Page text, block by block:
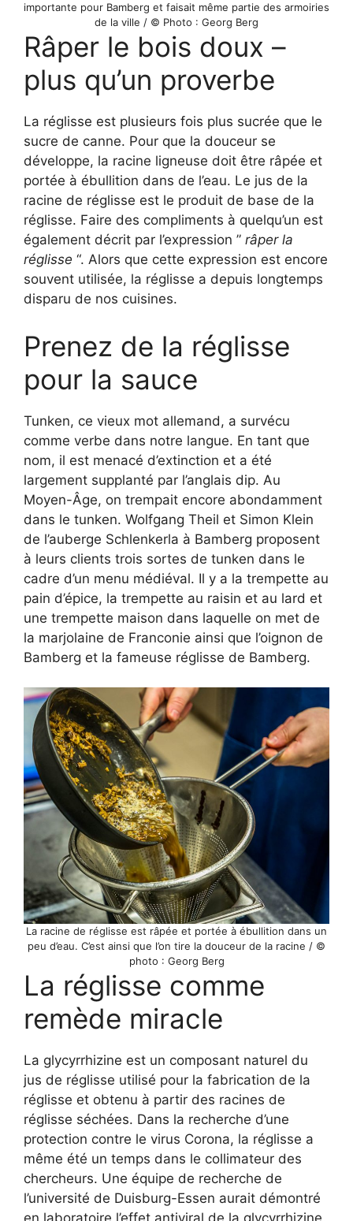
importante pour Bamberg et faisait même partie des armoiries
de la ville / © Photo : Georg Berg
Râper le bois doux –
plus qu’un proverbe
La réglisse est plusieurs fois plus sucrée que le
sucre de canne. Pour que la douceur se
développe, la racine ligneuse doit être râpée et
portée à ébullition dans de l’eau. Le jus de la
racine de réglisse est le produit de base de la
réglisse. Faire des compliments à quelqu’un est
également décrit par l’expression ” râper la
réglisse “. Alors que cette expression est encore
souvent utilisée, la réglisse a depuis longtemps
disparu de nos cuisines.
Prenez de la réglisse
pour la sauce
Tunken, ce vieux mot allemand, a survécu
comme verbe dans notre langue. En tant que
nom, il est menacé d’extinction et a été
largement supplanté par l’anglais dip. Au
Moyen-Âge, on trempait encore abondamment
dans le tunken. Wolfgang Theil et Simon Klein
de l’auberge Schlenkerla à Bamberg proposent
à leurs clients trois sortes de tunken dans le
cadre d’un menu médiéval. Il y a la trempette au
pain d’épice, la trempette au raisin et au lard et
une trempette maison dans laquelle on met de
la marjolaine de Franconie ainsi que l’oignon de
Bamberg et la fameuse réglisse de Bamberg.
La racine de réglisse est râpée et portée à ébullition dans un
peu d’eau. C’est ainsi que l’on tire la douceur de la racine / ©
photo : Georg Berg
La réglisse comme
remède miracle
La glycyrrhizine est un composant naturel du
jus de réglisse utilisé pour la fabrication de la
réglisse et obtenu à partir des racines de
réglisse séchées. Dans la recherche d’une
protection contre le virus Corona, la réglisse a
même été un temps dans le collimateur des
chercheurs. Une équipe de recherche de
l’université de Duisburg-Essen aurait démontré
en laboratoire l’effet antiviral de la glycyrrhizine.